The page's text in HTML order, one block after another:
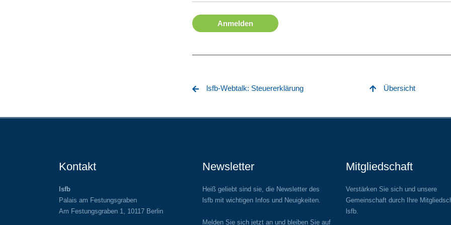
Anmelden
lsfb-Webtalk: Steuererklärung Übersicht
Kontakt
lsfb
Palais am Festungsgraben
Am Festungsgraben 1, 10117 Berlin
Newsletter
Heiß geliebt sind sie, die Newsletter des
lsfb mit wichtigen Infos und Neuigkeiten.
Melden Sie sich jetzt an und bleiben Sie auf
Mitgliedschaft
Verstärken Sie sich und unsere
Gemeinschaft durch Ihre
lsfb.